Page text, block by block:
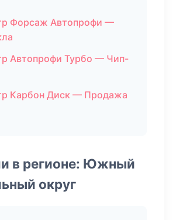
Форсаж Автопрофи —
Автопрофи Турбо — Чип-
Карбон Диск — Продажа
в регионе: Южный
округ